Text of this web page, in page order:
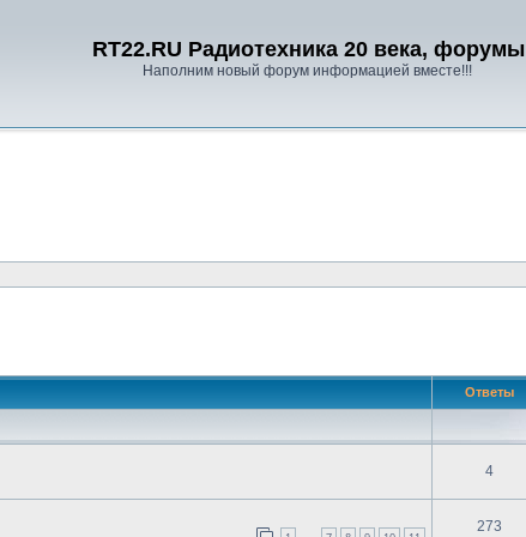
RT22.RU Радиотехника 20 века, форумы
Наполним новый форум информацией вместе!!!
Ответы
4
273